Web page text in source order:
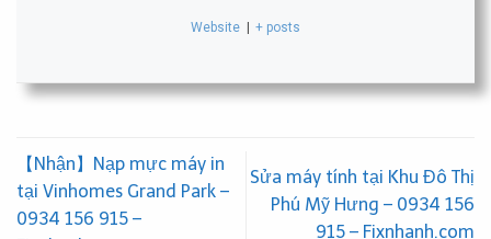
Website + posts
【Nhận】Nạp mực máy in
tại Vinhomes Grand Park –
0934 156 915 –
Sửa máy tính tại Khu Đô Thị
Phú Mỹ Hưng – 0934 156
915 – Fixnhanh.com